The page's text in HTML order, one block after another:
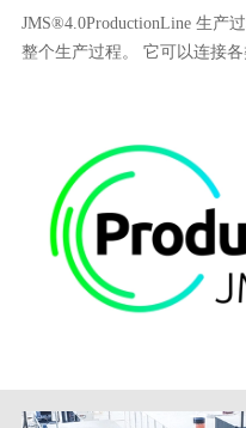
JMS®4.0ProductionLine 生产
整个生产过程。 它可以连接各